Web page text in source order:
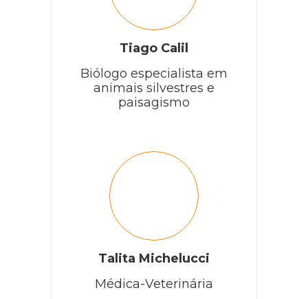
Tiago Calil
Biólogo especialista em
animais silvestres e
paisagismo
Talita Michelucci
Médica-Veterinária